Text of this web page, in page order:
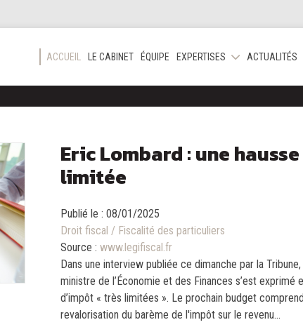
ACCUEIL LE CABINET ÉQUIPE EXPERTISES ACTUALITÉS
Eric Lombard : une
limitée
Publié le : 08/01/2025
Droit fiscal / Fiscalité des particuliers
Source : www.legifiscal.fr
Dans une interview publiée ce dimanche par la
ministre de l’Économie et des Finances s’est exprimé
d’impôt « très limitées ». Le prochain budget
revalorisation du barème de l'impôt sur le revenu...